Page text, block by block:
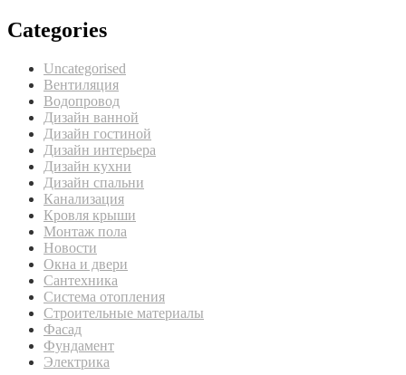
Categories
Uncategorised
Вентиляция
Водопровод
Дизайн ванной
Дизайн гостиной
Дизайн интерьера
Дизайн кухни
Дизайн спальни
Канализация
Кровля крыши
Монтаж пола
Новости
Окна и двери
Сантехника
Система отопления
Строительные материалы
Фасад
Фундамент
Электрика